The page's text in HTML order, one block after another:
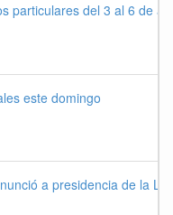
particulares del 3 al 6 de
este domingo
a presidencia de la